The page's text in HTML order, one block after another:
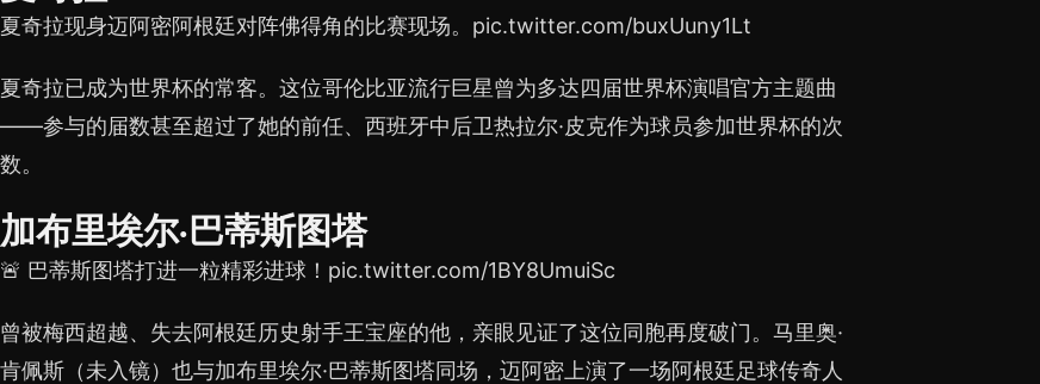
夏奇拉现身迈阿密阿根廷对阵佛得角的比赛现场。pic.twitter.com/buxUuny1Lt
夏奇拉已成为世界杯的常客。这位哥伦比亚流行巨星曾为多达四届世界杯演唱官方主题曲
——参与的届数甚至超过了她的前任、西班牙中后卫热拉尔·皮克作为球员参加世界杯的次
数。
加布里埃尔·巴蒂斯图塔
🚨 巴蒂斯图塔打进一粒精彩进球！pic.twitter.com/1BY8UmuiSc
曾被梅西超越、失去阿根廷历史射手王宝座的他，亲眼见证了这位同胞再度破门。马里奥·
肯佩斯（未入镜）也与加布里埃尔·巴蒂斯图塔同场，迈阿密上演了一场阿根廷足球传奇人